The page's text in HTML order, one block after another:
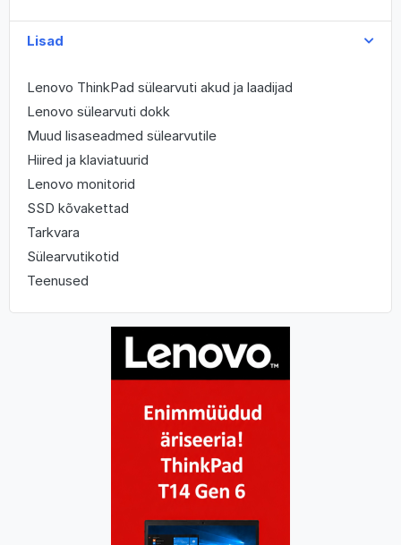
Lisad
Lenovo ThinkPad sülearvuti akud ja laadijad
Lenovo sülearvuti dokk
Muud lisaseadmed sülearvutile
Hiired ja klaviatuurid
Lenovo monitorid
SSD kõvakettad
Tarkvara
Sülearvutikotid
Teenused